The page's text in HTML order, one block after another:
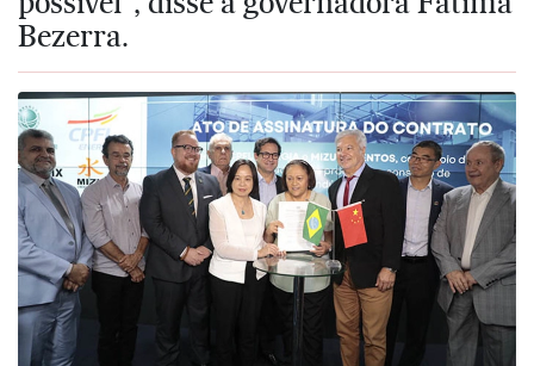
Bezerra.